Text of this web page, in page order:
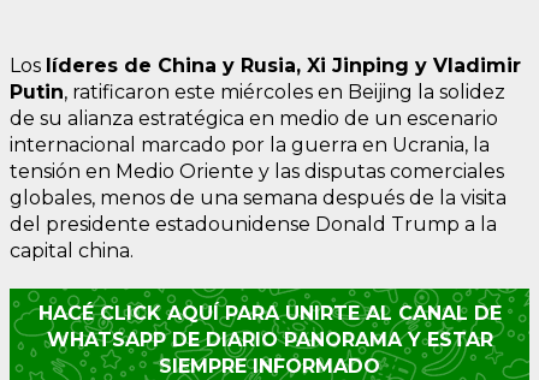
Los líderes de China y Rusia, Xi Jinping y Vladimir
Putin, ratificaron este miércoles en Beijing la solidez
de su alianza estratégica en medio de un escenario
internacional marcado por la guerra en Ucrania, la
tensión en Medio Oriente y las disputas comerciales
globales, menos de una semana después de la visita
del presidente estadounidense Donald Trump a la
capital china.
HACÉ CLICK AQUÍ PARA UNIRTE AL CANAL DE
WHATSAPP DE DIARIO PANORAMA Y ESTAR
SIEMPRE INFORMADO